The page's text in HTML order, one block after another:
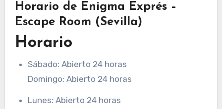
Horario de Enigma Exprés –
Escape Room (Sevilla)
Horario
Sábado: Abierto 24 horas
Domingo: Abierto 24 horas
Lunes: Abierto 24 horas